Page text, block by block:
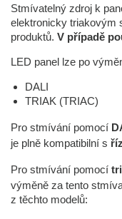
Stmívatelný zdroj k
elektronicky triakovým
produktů. V případě
LED panel lze po
DALI
TRIAK (TRIAC)
Pro stmívání pomocí
je plně kompatibilní s
Pro stmívání pomocí
výměně za tento
z těchto modelů: